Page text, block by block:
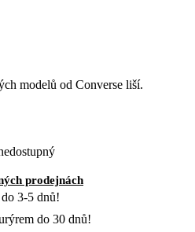
modelů od Converse liší.
prodejnách
3-5 dnů!
do 30 dnů!